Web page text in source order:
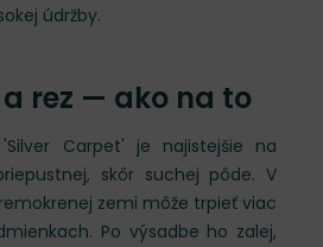
údržby.
rez — ako na to
Carpet' je najistejšie na
skôr suchej pôde. V
zemi môže trpieť viac
Po výsadbe ho zalej,